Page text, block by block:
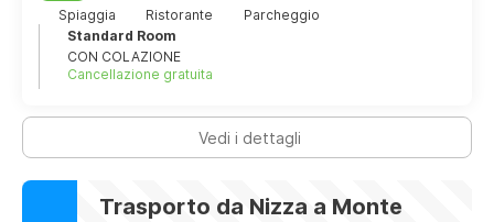
Spiaggia
Ristorante
Parcheggio
Standard Room
CON COLAZIONE
Cancellazione gratuita
Vedi i dettagli
Trasporto da Nizza a Monte